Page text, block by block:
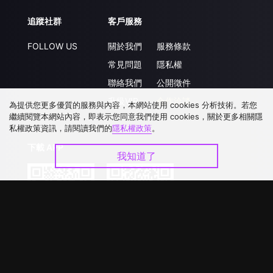
追蹤社群
FOLLOW US
客戶服務
關於我們
常見問題
聯絡我們
升級VIP
服務條款
隱私權
公開徵件
合作洽談
下載 APP
為提供您更多優質的服務與內容，本網站使用 cookies 分析技術。若您
繼續閱覽本網站內容，即表示您同意我們使用 cookies，關於更多相關隱
私權政策資訊，請閱讀我們的隱私權政策。
我知道了